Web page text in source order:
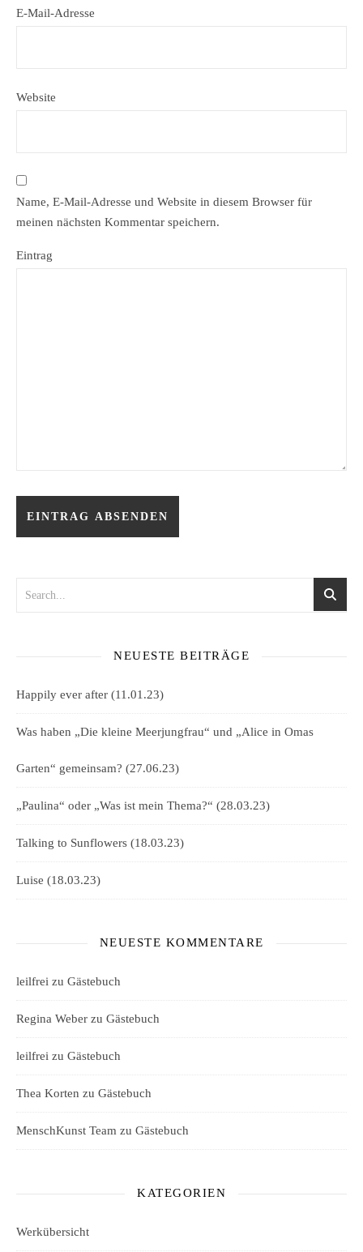
E-Mail-Adresse
Website
Name, E-Mail-Adresse und Website in diesem Browser für
meinen nächsten Kommentar speichern.
Eintrag
NEUESTE BEITRÄGE
Happily ever after (11.01.23)
Was haben „Die kleine Meerjungfrau“ und „Alice in Omas
Garten“ gemeinsam? (27.06.23)
„Paulina“ oder „Was ist mein Thema?“ (28.03.23)
Talking to Sunflowers (18.03.23)
Luise (18.03.23)
NEUESTE KOMMENTARE
leilfrei zu Gästebuch
Regina Weber zu Gästebuch
leilfrei zu Gästebuch
Thea Korten zu Gästebuch
MenschKunst Team zu Gästebuch
KATEGORIEN
Werkübersicht